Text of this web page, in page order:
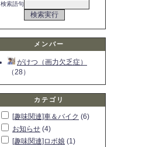
検索語句
メンバー
がけつ（画力欠乏症）
（28）
カテゴリ
[趣味関連]車＆バイク (6)
お知らせ (4)
[趣味関連]ロボ娘 (1)